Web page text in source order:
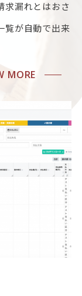
求漏れとはおさ
覧が自動で出来
MORE